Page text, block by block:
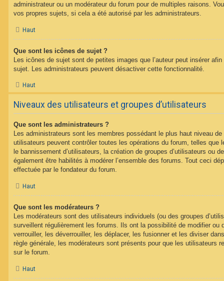
administrateur ou un modérateur du forum pour de multiples raisons.
vos propres sujets, si cela a été autorisé par les administrateurs.
Haut
Que sont les icônes de sujet ?
Les icônes de sujet sont de petites images que l’auteur peut insérer
sujet. Les administrateurs peuvent désactiver cette fonctionnalité.
Haut
Niveaux des utilisateurs et groupes d’utilisateurs
Que sont les administrateurs ?
Les administrateurs sont les membres possédant le plus haut niveau
utilisateurs peuvent contrôler toutes les opérations du forum, telles que
le bannissement d’utilisateurs, la création de groupes d’utilisateurs ou
également être habilités à modérer l’ensemble des forums. Tout ceci
effectuée par le fondateur du forum.
Haut
Que sont les modérateurs ?
Les modérateurs sont des utilisateurs individuels (ou des groupes
surveillent régulièrement les forums. Ils ont la possibilité de modifier ou
verrouiller, les déverrouiller, les déplacer, les fusionner et les diviser
règle générale, les modérateurs sont présents pour que les utilisateurs
sur le forum.
Haut